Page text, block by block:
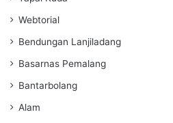
Webtorial
Bendungan Lanjiladang
Basarnas Pemalang
Bantarbolang
Alam